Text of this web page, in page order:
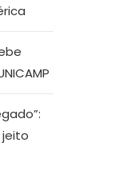
jeito